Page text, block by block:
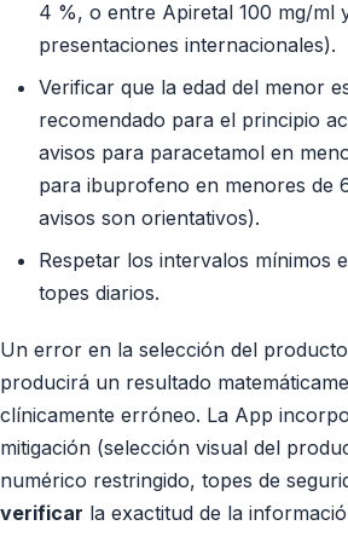
4 %, o entre Apiretal 100 mg/ml
presentaciones internacionales).
Verificar que la edad del menor
recomendado para el principio
avisos para paracetamol en
para ibuprofeno en menores de
avisos son orientativos).
Respetar los intervalos mínimos
topes diarios.
Un error en la selección del
producirá un resultado
clínicamente erróneo. La App
mitigación (selección visual del
numérico restringido, topes de
verificar la exactitud de la